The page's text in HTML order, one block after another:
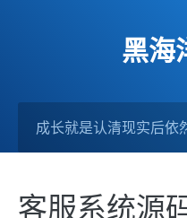
黑海
客服系统源